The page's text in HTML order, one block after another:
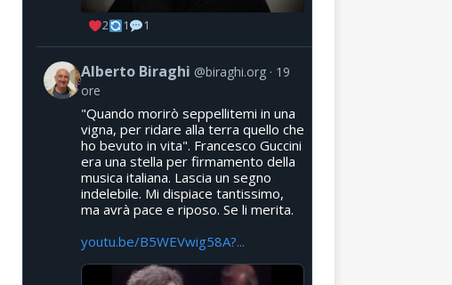
2 1 1
Alberto Biraghi @biraghi.org
19
ore
"Quando morirò seppellitemi in una
vigna, per ridare alla terra quello che
ho bevuto in vita". Francesco Guccini
era una stella per firmamento della
musica italiana. Lascia un segno
indelebile. Mi dispiace tantissimo,
ma avrà pace e riposo. Se li merita.
youtu.be/B5WEVwig58A?...